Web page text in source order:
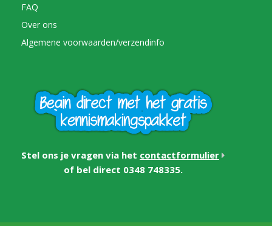
FAQ
Over ons
Algemene voorwaarden/verzendinfo
Stel ons je vragen via het contactformulier
of bel direct 0348 748335.